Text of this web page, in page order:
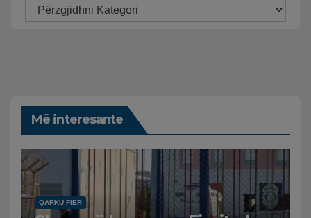
Më interesante
QARKU FIER